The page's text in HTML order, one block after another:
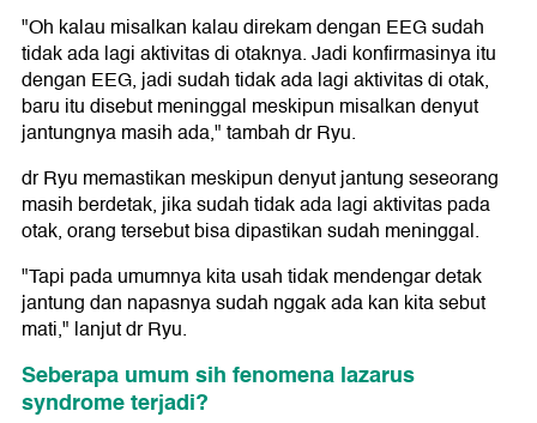
"Oh kalau misalkan kalau direkam dengan EEG sudah
tidak ada lagi aktivitas di otaknya. Jadi konfirmasinya itu
dengan EEG, jadi sudah tidak ada lagi aktivitas di otak,
baru itu disebut meninggal meskipun misalkan denyut
jantungnya masih ada," tambah dr Ryu.
dr Ryu memastikan meskipun denyut jantung seseorang
masih berdetak, jika sudah tidak ada lagi aktivitas pada
otak, orang tersebut bisa dipastikan sudah meninggal.
"Tapi pada umumnya kita usah tidak mendengar detak
jantung dan napasnya sudah nggak ada kan kita sebut
mati," lanjut dr Ryu.
Seberapa umum sih fenomena lazarus
syndrome terjadi?